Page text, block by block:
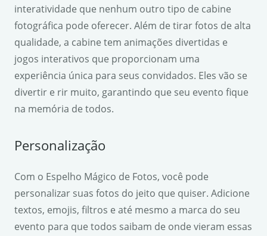
interatividade que nenhum outro tipo de cabine
fotográfica pode oferecer. Além de tirar fotos de alta
qualidade, a cabine tem animações divertidas e
jogos interativos que proporcionam uma
experiência única para seus convidados. Eles vão se
divertir e rir muito, garantindo que seu evento fique
na memória de todos.
Personalização
Com o Espelho Mágico de Fotos, você pode
personalizar suas fotos do jeito que quiser. Adicione
textos, emojis, filtros e até mesmo a marca do seu
evento para que todos saibam de onde vieram essas